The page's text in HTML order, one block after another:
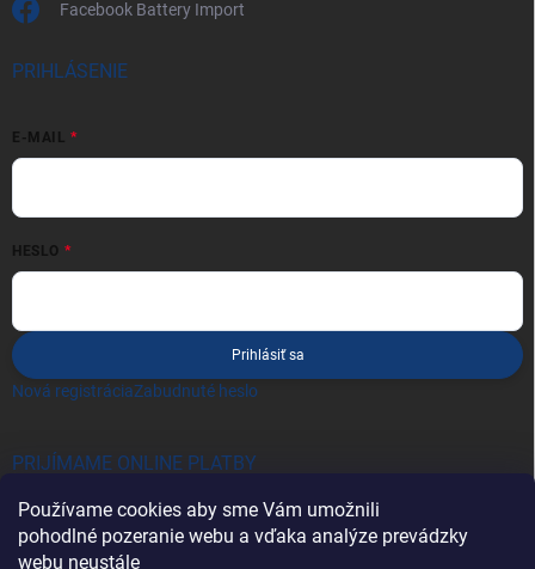
Používame cookies aby sme Vám umožnili
pohodlné pozeranie webu a vďaka analýze prevádzky
webu neustále
Facebook Battery Import
PRIHLÁSENIE
E-MAIL
HESLO
Prihlásiť sa
Nová registráciaZabudnuté heslo
PRIJÍMAME ONLINE PLATBY